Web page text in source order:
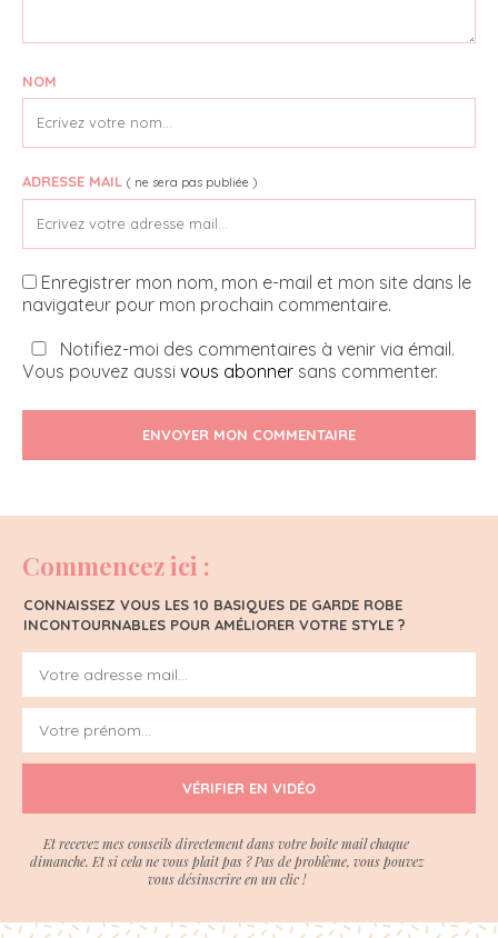
NOM
ADRESSE MAIL ( ne sera pas publiée )
Enregistrer mon nom, mon e-mail et mon site dans le
navigateur pour mon prochain commentaire.
Notifiez-moi des commentaires à venir via émail.
Vous pouvez aussi vous abonner sans commenter.
ENVOYER MON COMMENTAIRE
Commencez ici :
CONNAISSEZ VOUS LES 10 BASIQUES DE GARDE ROBE
INCONTOURNABLES POUR AMÉLIORER VOTRE STYLE ?
VÉRIFIER EN VIDÉO
Et recevez mes conseils directement dans votre boite mail chaque
dimanche. Et si cela ne vous plait pas ? Pas de problème, vous pouvez
vous désinscrire en un clic !